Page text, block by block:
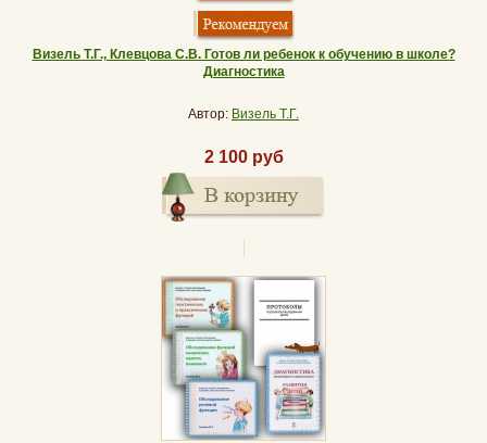
Визель Т.Г., Клевцова С.В. Готов ли ребенок к обучению в школе?
Диагностика
Автор: Визель Т.Г.
2 100 руб